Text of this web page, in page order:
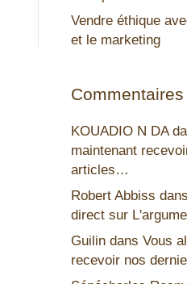
Vendre éthique
et le marketing
KOUADIO N DA
maintenant
articles…
Robert Abbiss dans
direct sur
Guilin dans Vous
recevoir nos